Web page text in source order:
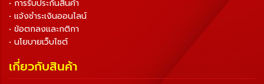
• การรับประกันสินค้า
• แจ้งชำระเงินออนไลน์
• ข้อตกลงและกติกา
• นโยบายเว็บไซต์
เกี่ยวกับสินค้า